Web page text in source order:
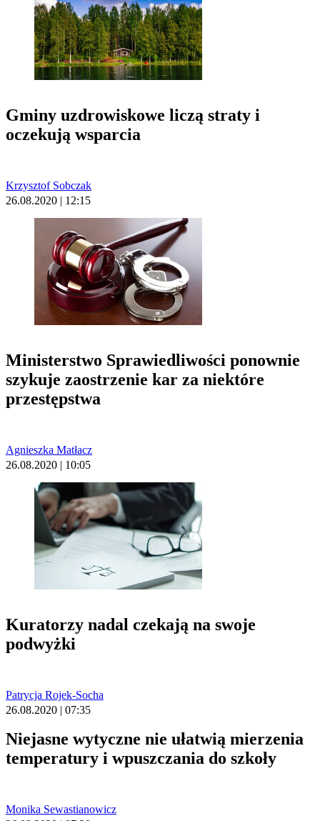
Gminy uzdrowiskowe liczą straty i
oczekują wsparcia
Krzysztof Sobczak
26.08.2020 | 12:15
Ministerstwo Sprawiedliwości ponownie
szykuje zaostrzenie kar za niektóre
przestępstwa
Agnieszka Matłacz
26.08.2020 | 10:05
Kuratorzy nadal czekają na swoje
podwyżki
Patrycja Rojek-Socha
26.08.2020 | 07:35
Niejasne wytyczne nie ułatwią mierzenia
temperatury i wpuszczania do szkoły
Monika Sewastianowicz